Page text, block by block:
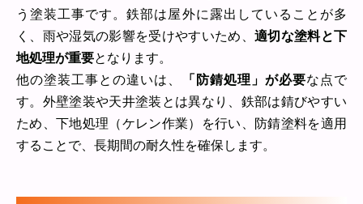
う塗装工事です。鉄部は屋外に露出していることが多
く、雨や湿気の影響を受けやすいため、 適切な塗料と下
地処理が重要となります。
他の塗装工事との違いは、
「防錆処理」が必要な点で
す。外壁塗装や天井塗装とは異なり、鉄部は錆びやすい
ため、下地処理（ケレン作業）を行い、防錆塗料を適用
することで、長期間の耐久性を確保します。